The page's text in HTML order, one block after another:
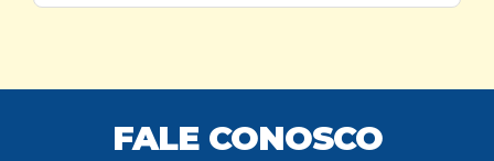
FALE CONOSCO